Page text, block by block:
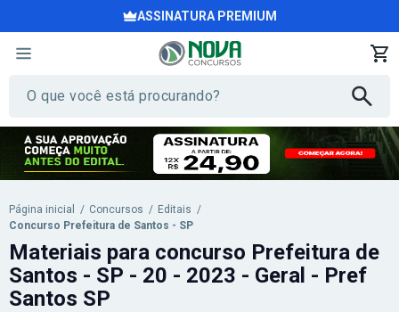
ASSINATURA PREMIUM
Página inicial / Concursos / Editais /
Concurso Prefeitura de Santos - SP
Materiais para concurso Prefeitura de
Santos - SP - 20 - 2023 - Geral - Pref
Santos SP